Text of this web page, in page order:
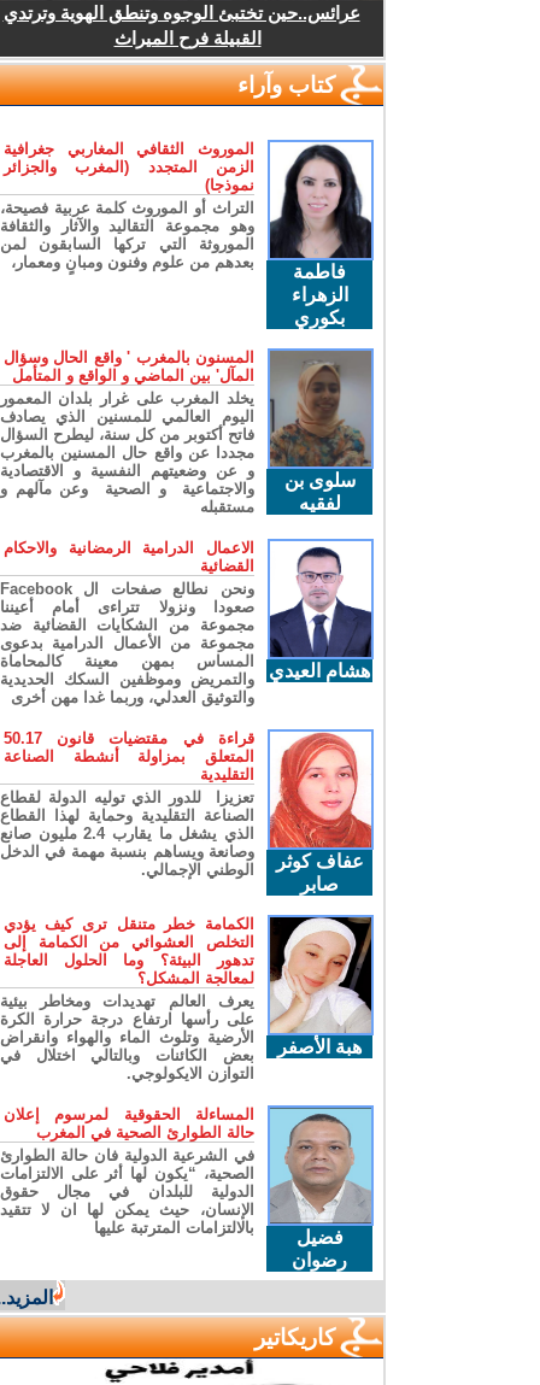
عرائس..حين تختبئ الوجوه وتنطق الهوية وترتدي
القبيلة فرح الميراث
كتاب وآراء
فاطمة
الزهراء
بكوري
الموروث الثقافي المغاربي جغرافية
الزمن المتجدد (المغرب والجزائر
نموذجا)
التراث أو الموروث كلمة عربية فصيحة،
وهو مجموعة التقاليد والآثار والثقافة
الموروثة التي تركها السابقون لمن
بعدهم من علوم وفنون ومبانٍ ومعمار،
سلوى بن
لفقيه
المسنون بالمغرب ' واقع الحال وسؤال
المآل' بين الماضي و الواقع و المتأمل
يخلد المغرب على غرار بلدان المعمور
اليوم العالمي للمسنين الذي يصادف
فاتح أكتوبر من كل سنة، ليطرح السؤال
مجددا عن واقع حال المسنين بالمغرب
و عن وضعيتهم النفسية و الاقتصادية
والاجتماعية و الصحية وعن مآلهم و
مستقبله
هشام العيدي
الاعمال الدرامية الرمضانية والاحكام
القضائية
ونحن نطالع صفحات ال Facebook
صعودا ونزولا تتراءى أمام أعيننا
مجموعة من الشكايات القضائية ضد
مجموعة من الأعمال الدرامية بدعوى
المساس بمهن معينة كالمحاماة
والتمريض وموظفين السكك الحديدية
والتوثيق العدلي، وربما غدا مهن أخرى
عفاف كوثر
صابر
قراءة في مقتضيات قانون 50.17
المتعلق بمزاولة أنشطة الصناعة
التقليدية
تعزيزا للدور الذي توليه الدولة لقطاع
الصناعة التقليدية وحماية لهذا القطاع
الذي يشغل ما يقارب 2.4 مليون صانع
وصانعة ويساهم بنسبة مهمة في الدخل
الوطني الإجمالي.
هبة الأصفر
الكمامة خطر متنقل ترى كيف يؤدي
التخلص العشوائي من الكمامة إلى
تدهور البيئة؟ وما الحلول العاجلة
لمعالجة المشكل؟
يعرف العالم تهديدات ومخاطر بيئية
على رأسها ارتفاع درجة حرارة الكرة
الأرضية وتلوث الماء والهواء وانقراض
بعض الكائنات وبالتالي اختلال في
التوازن الايكولوجي.
فضيل
رضوان
المساءلة الحقوقية لمرسوم إعلان
حالة الطوارئ الصحية في المغرب
في الشرعية الدولية فان حالة الطوارئ
الصحية، “يكون لها أثر على الالتزامات
الدولية للبلدان في مجال حقوق
الإنسان، حيث يمكن لها ان لا تتقيد
بالالتزامات المترتبة عليها
المزيد...
كاريكاتير